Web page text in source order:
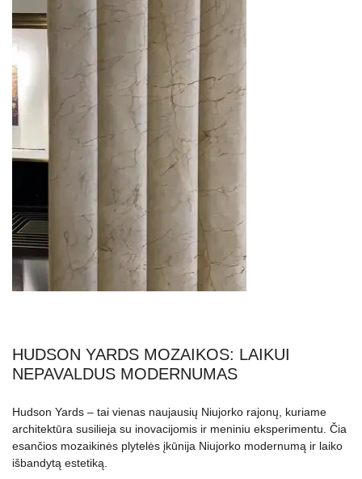
HUDSON YARDS MOZAIKOS: LAIKUI
NEPAVALDUS MODERNUMAS
Hudson Yards – tai vienas naujausių Niujorko rajonų, kuriame
architektūra susilieja su inovacijomis ir meniniu eksperimentu. Čia
esančios mozaikinės plytelės įkūnija Niujorko modernumą ir laiko
išbandytą estetiką.